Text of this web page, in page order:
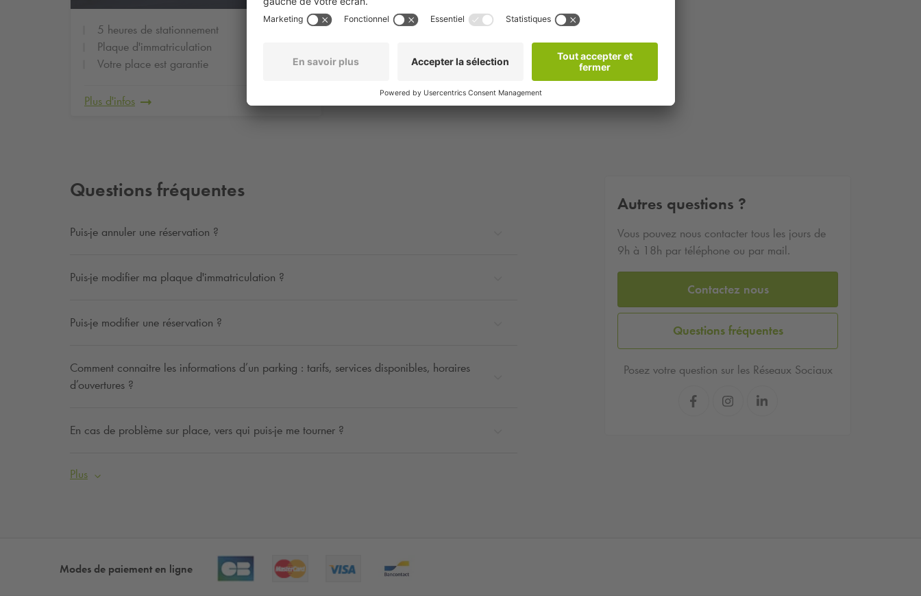
5 heures de stationnement
Plaque d'immatriculation
Votre place est garantie
Plus d'infos
Questions fréquentes
Puis-je annuler une réservation ?
Puis-je modifier ma plaque d'immatriculation ?
Puis-je modifier une réservation ?
Comment connaitre les informations d’un parking : tarifs, services disponibles, horaires
d’ouvertures ?
En cas de problème sur place, vers qui puis-je me tourner ?
Plus
Autres questions ?
Vous pouvez nous contacter tous les jours de
9h à 18h par téléphone ou par mail.
Contactez nous
Questions fréquentes
Posez votre question sur les Réseaux Sociaux
Modes de paiement en ligne